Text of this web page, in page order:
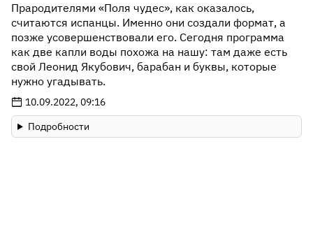
Прародителями «Поля чудес», как оказалось,
считаются испанцы. Именно они создали формат, а
позже усовершенствовали его. Сегодня программа
как две капли воды похожа на нашу: там даже есть
свой Леонид Якубович, барабан и буквы, которые
нужно угадывать.
10.09.2022, 09:16
Подробности